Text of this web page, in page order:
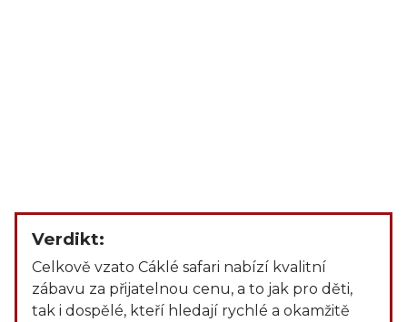
Verdikt:
Celkově vzato Cáklé safari nabízí kvalitní
zábavu za přijatelnou cenu, a to jak pro děti,
tak i dospělé, kteří hledají rychlé a okamžitě